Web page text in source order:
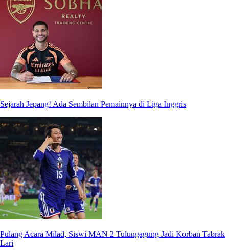
Sejarah Jepang! Ada Sembilan Pemainnya di Liga Inggris
Pulang Acara Milad, Siswi MAN 2 Tulungagung Jadi Korban Tabrak
Lari